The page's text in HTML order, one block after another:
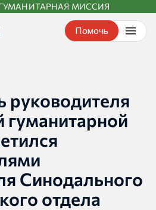
МИССИЯ
Помочь
руководителя
Синодального
отдела